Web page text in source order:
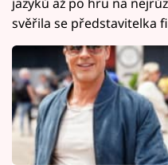
svěřila se představitelka